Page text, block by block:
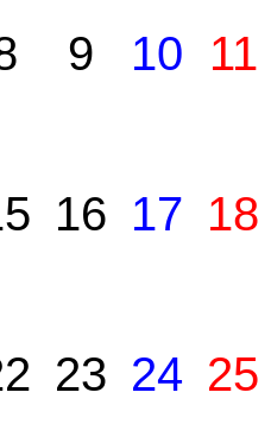
9 10 11
16 17 18
23 24 25